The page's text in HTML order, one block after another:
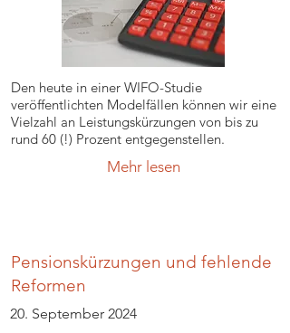
Den heute in einer WIFO-Studie
veröffentlichten Modelfällen können wir eine
Vielzahl an Leistungskürzungen von bis zu
rund 60 (!) Prozent entgegenstellen.
Mehr lesen
Pensionskürzungen und fehlende
Reformen
20. September 2024